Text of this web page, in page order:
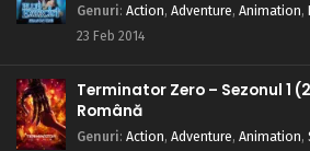
Genuri: Action, Adventure, Animation,
23 Feb 2014
Terminator Zero – Sezonul 1
Română
Genuri: Action, Adventure, Animation,